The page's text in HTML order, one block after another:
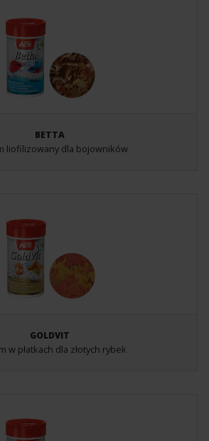
BETTA
liofilizowany dla bojowników
GOLDVIT
w płatkach dla złotych rybek